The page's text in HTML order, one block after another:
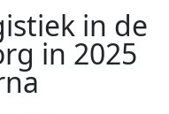
in de
in 2025